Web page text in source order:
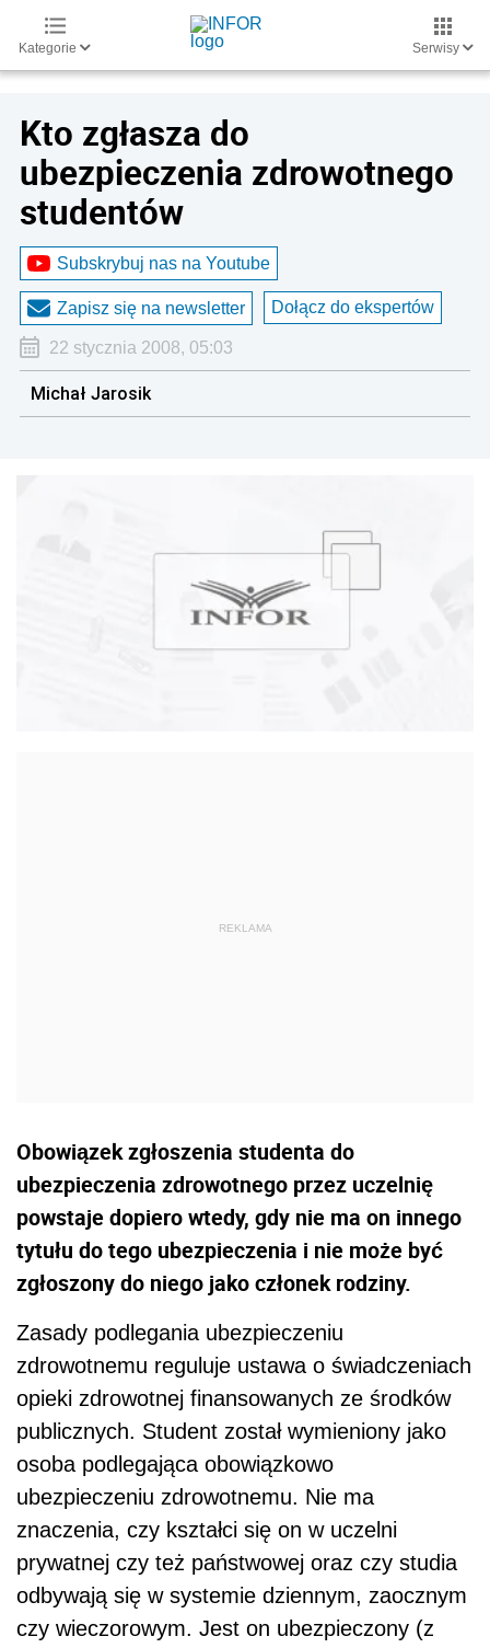
Kategorie Serwisy
Kto zgłasza do
ubezpieczenia zdrowotnego
studentów
Subskrybuj nas na Youtube
Zapisz się na newsletter Dołącz do ekspertów
22 stycznia 2008, 05:03
Michał Jarosik
Obowiązek zgłoszenia studenta do
ubezpieczenia zdrowotnego przez uczelnię
powstaje dopiero wtedy, gdy nie ma on innego
tytułu do tego ubezpieczenia i nie może być
zgłoszony do niego jako członek rodziny.
Zasady podlegania ubezpieczeniu
zdrowotnemu reguluje ustawa o świadczeniach
opieki zdrowotnej finansowanych ze środków
publicznych. Student został wymieniony jako
osoba podlegająca obowiązkowo
ubezpieczeniu zdrowotnemu. Nie ma
znaczenia, czy kształci się on w uczelni
prywatnej czy też państwowej oraz czy studia
odbywają się w systemie dziennym, zaocznym
czy wieczorowym. Jest on ubezpieczony (z